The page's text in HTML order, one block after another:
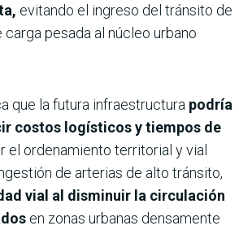
evitando el ingreso del tránsito de
pesada al núcleo urbano
que la futura infraestructura podría
costos logísticos y tiempos de
el ordenamiento territorial y vial
de arterias de alto tránsito,
vial al disminuir la circulación
en zonas urbanas densamente